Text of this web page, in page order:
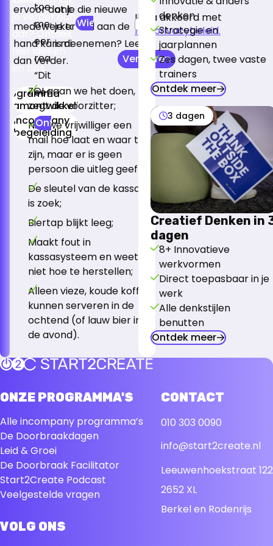
je verder dan
dat? Ontdek
hier ideeën
en tips.
Programma
Teamontwikkeling
Incompany
begeleiding
ervoor dat je die nieuwe
medewerker wel aan de
hand kan meenemen? Lees
dan verder.
ZO! gaan we het doen,
zegt de voorzitter;
Nieuwe vrijwilliger een
mail hoe laat en waar te
zijn, maar er is geen
persoon die uitleg geeft;
De sleutel van de kassa
is zoek;
Biertap blijkt leeg;
Maakt fout in
kassasysteem en weet
niet hoe te herstellen;
Alleen vieze, koude koffie
kunnen serveren in de
ochtend (of lauw bier in
de avond).
toegestuurd naar een nieuwe
medewerker, voorafgaand aan de
eerste werkdag. Meermaals de
reactie van nieuwe medewerkers:
“Dit heb ik op geen enkele werkplek
eerder meegemaakt!”
Ontdek onze aanpak
onboarding. Wil je met je organisatie
je talent benutten en behouden, dan
is dit een onmisbare stap.
Wie-Ben-Jij?-kaarten
Ik ga akkoord met
het privacybeleid.
Versturen
denken
Strategie en
jaarplannen
Zes dagen, twee vaste
trainers
Ontdek meer
Creatief Denken in
dagen
8+ Innovatieve
werkvormen
Direct toepasbaar in je
werk
Alle denkstijlen
benutten
Ontdek meer
3 dagen
Terug naar de startpagina
ONZE PROGRAMMA'S
Alle incompany programma’s
De Doorbraakdagen
Leid & Groei
De Doorbraak Facilitator
Start2Create Podcast
Veelgestelde vragen
CONTACT
010 303 0090
info@start2create.nl
Leeuwenhoekstraat 122
2652 XL
Berkel en Rodenrijs
VOLG ONS